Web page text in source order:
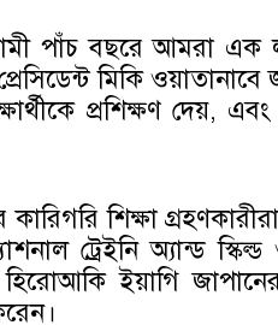
পাঁচ বছরে আমরা এক
মিকি
প্রশিক্ষণ দেয়,
কারিগরি শিক্ষা
ট্রেইনি অ্যান্ড
ইয়াগি